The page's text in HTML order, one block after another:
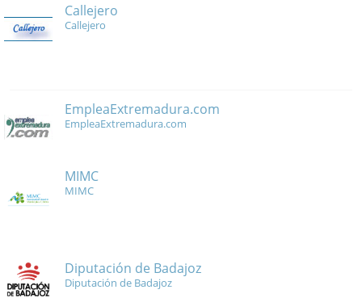
Callejero
Callejero
EmpleaExtremadura.com
EmpleaExtremadura.com
MIMC
MIMC
Diputación de Badajoz
Diputación de Badajoz